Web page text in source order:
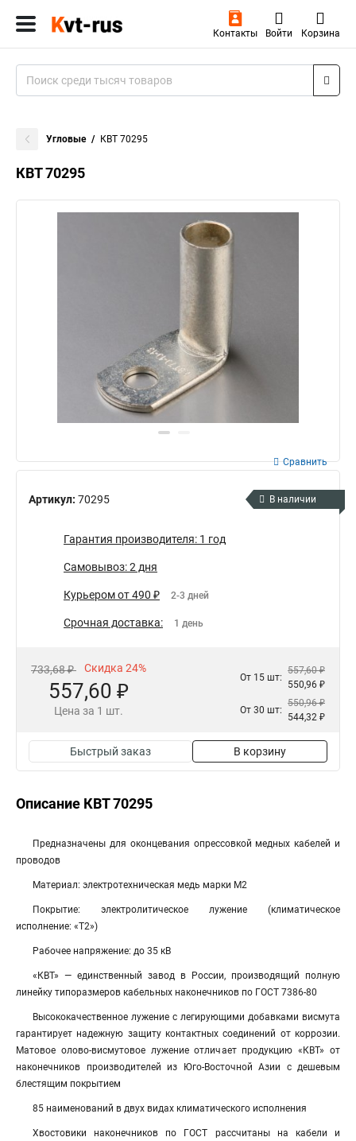
Контакты Войти Корзина
Угловые КВТ 70295
КВТ 70295
Артикул: 70295
Сравнить
В наличии
Гарантия производителя: 1 год
Самовывоз: 2 дня
Курьером от 490 ₽ 2-3 дней
Срочная доставка: 1 день
733,68 ₽ Скидка 24%
557,60 ₽
Цена за 1 шт.
От 15 шт:
557,60 ₽
550,96 ₽
От 30 шт:
550,96 ₽
544,32 ₽
Быстрый заказ В корзину
Описание КВТ 70295
Предназначены для оконцевания опрессовкой медных кабелей и
проводов
Материал: электротехническая медь марки М2
Покрытие: электролитическое лужение (климатическое
исполнение: «Т2»)
Рабочее напряжение: до 35 кВ
«КВТ» — единственный завод в России, производящий полную
линейку типоразмеров кабельных наконечников по ГОСТ 7386-80
Высококачественное лужение с легирующими добавками висмута
гарантирует надежную защиту контактных соединений от коррозии.
Матовое олово-висмутовое лужение отличает продукцию «КВТ» от
наконечников производителей из Юго-Восточной Азии с дешевым
блестящим покрытием
85 наименований в двух видах климатического исполнения
Хвостовики наконечников по ГОСТ рассчитаны на кабели и